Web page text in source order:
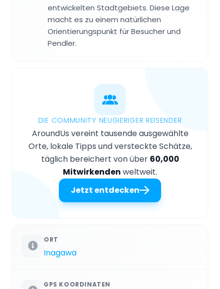
entwickelten Stadtgebiets. Diese Lage
macht es zu einem natürlichen
Orientierungspunkt für Besucher und
Pendler.
DIE COMMUNITY NEUGIERIGER REISENDER
AroundUs vereint tausende ausgewählte
Orte, lokale Tipps und versteckte Schätze,
täglich bereichert von über 60,000
Mitwirkenden weltweit.
Jetzt entdecken
ORT
Inagawa
GPS KOORDINATEN